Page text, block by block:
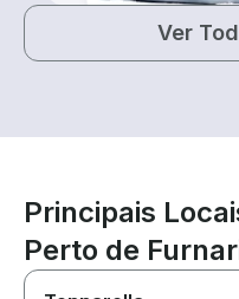
Ver
Principais
Perto de